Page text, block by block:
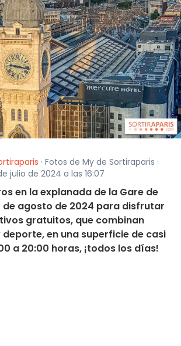
· Fotos de My de Sortiraparis ·
julio de 2024 a las 16:07
en la explanada de la Gare de
de agosto de 2024 para disfrutar
gratuitos, que combinan
en una superficie de casi
a 20:00 horas, ¡todos los días!